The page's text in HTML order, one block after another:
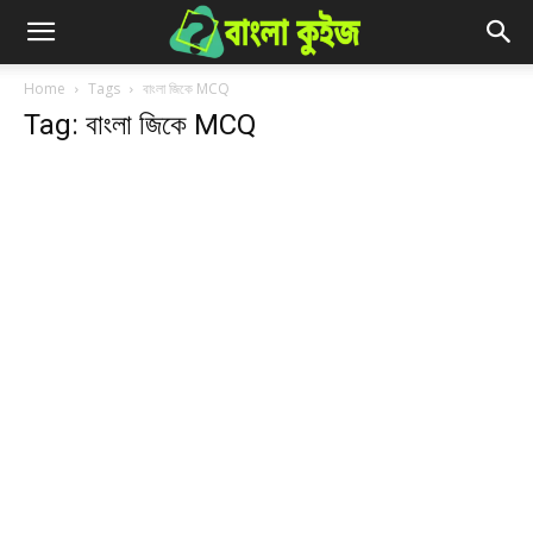
Home Tags বাংলা জিকে MCQ
Tag: বাংলা জিকে MCQ